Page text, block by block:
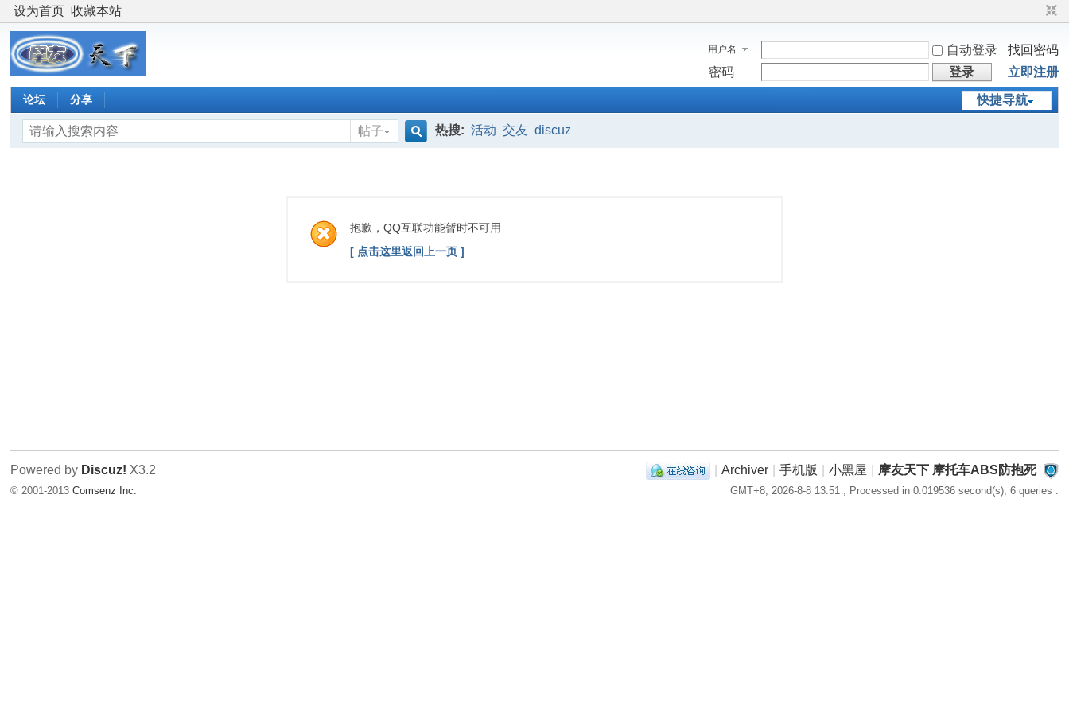
设为首页 收藏本站
用户名 自动登录
找回密码
密码
登录 立即注册
快捷导航
论坛 分享
帖子
索
热搜: 活动 交友 discuz
抱歉，QQ互联功能暂时不可用
[ 点击这里返回上一页 ]
Archiver 手机版 小黑屋 摩友天下 摩托车ABS防抱死
GMT+8, 2026-8-8 13:51, Processed in 0.019536 second(s), 6 queries .
Powered by Discuz! X3.2
© 2001-2013Comsenz Inc.